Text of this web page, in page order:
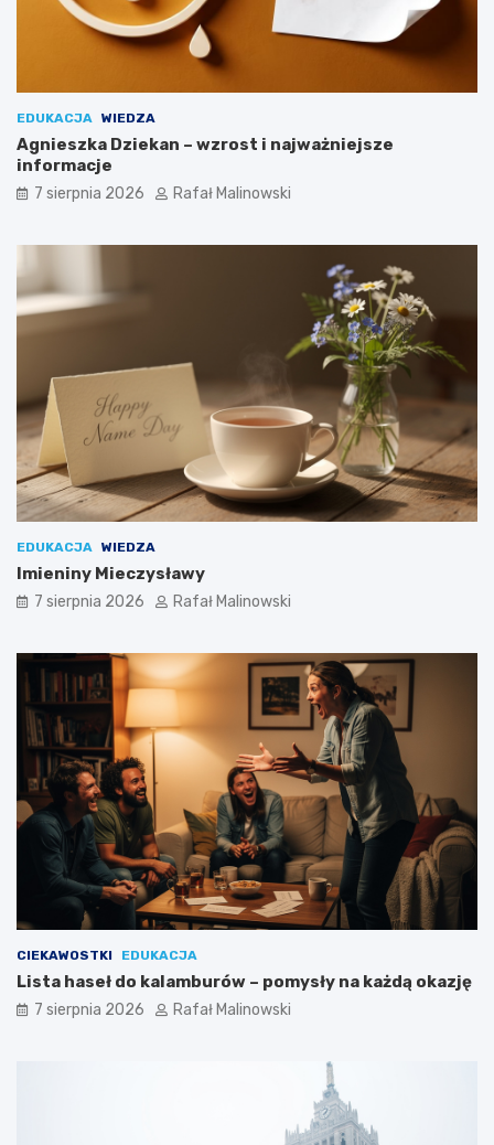
EDUKACJA WIEDZA
Agnieszka Dziekan – wzrost i najważniejsze
informacje
7 sierpnia 2026 Rafał Malinowski
EDUKACJA WIEDZA
Imieniny Mieczysławy
7 sierpnia 2026 Rafał Malinowski
CIEKAWOSTKI EDUKACJA
Lista haseł do kalamburów – pomysły na każdą okazję
7 sierpnia 2026 Rafał Malinowski